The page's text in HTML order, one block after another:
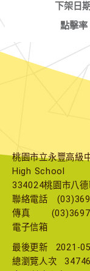
下架日
點擊率
桃園市立永豐高級
High School
334024桃園市八
聯絡電話
傳真
電子信箱
最後更新
2021-
總瀏覽人次